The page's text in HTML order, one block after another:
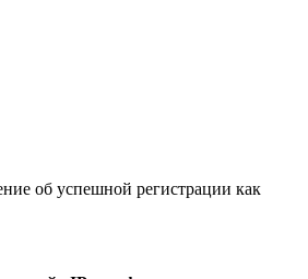
об успешной регистрации как